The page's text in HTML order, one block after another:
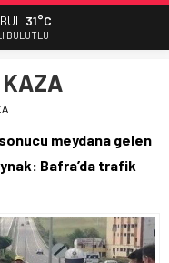
BÜYÜK HATALAR
31°C
BULUTLU
KAZA
meydana gelen
Bafra’da trafik